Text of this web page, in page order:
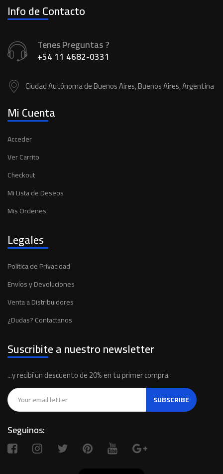
Info de Contacto
Tenes Preguntas ?
+54 11 4682-0331
Ciudad Autónoma de Buenos Aires, Buenos Aires, Argentina
Mi Cuenta
Acceder
Ver Carrito
Checkout
Mi Lista de Deseos
Mis Ordenes
Legales
Política de Privacidad
Envíos y Devoluciones
Venta a Distribuidores
¿Dudas? Contactanos
Suscribite a nuestro newsletter
...y recibí un descuento de 20% en tu primer compra.
SUBSCRIBE
Seguinos: